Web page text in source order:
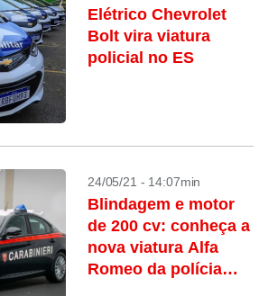
Elétrico Chevrolet
Bolt vira viatura
policial no ES
24/05/21 - 14:07min
Blindagem e motor
de 200 cv: conheça a
nova viatura Alfa
Romeo da polícia